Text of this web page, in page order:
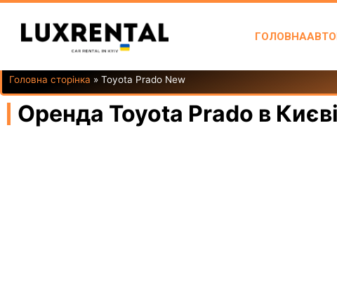
ГОЛОВНА
Головна сторінка » Toyota Prado New
Оренда Toyota Prado в Києві